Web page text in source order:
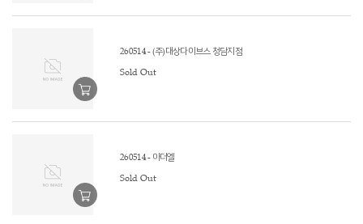
260514 - (주)대상다이브스 청담지점
Sold Out
260514 - 아더엘
Sold Out